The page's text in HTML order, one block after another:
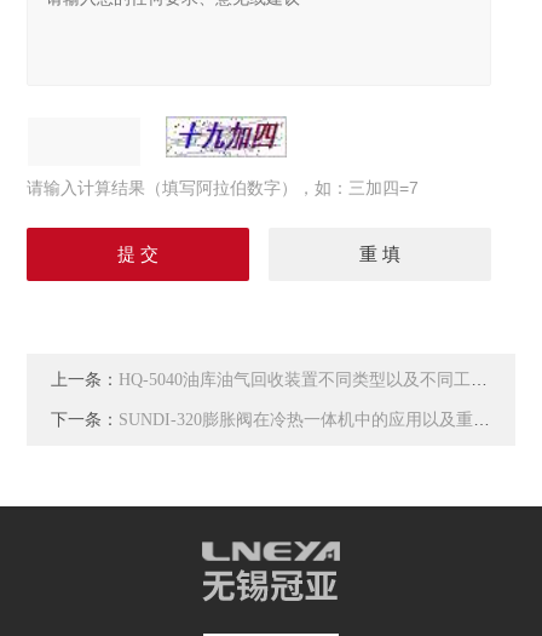
请输入计算结果（填写阿拉伯数字），如：三加四=7
上一条： HQ-5040油库油气回收装置不同类型以及不同工艺说明
下一条： SUNDI-320膨胀阀在冷热一体机中的应用以及重要性